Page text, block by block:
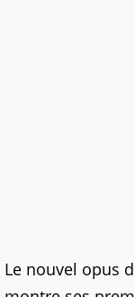
Le nouvel opus